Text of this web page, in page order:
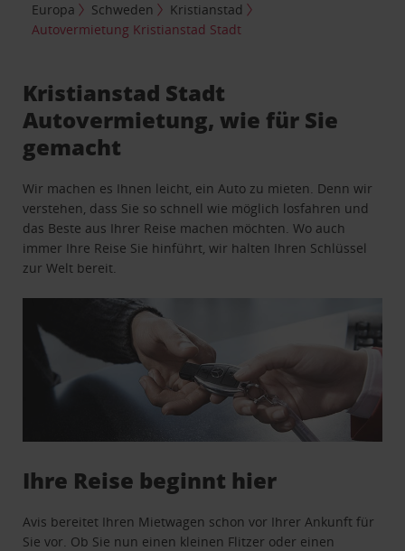
Europa
Schweden
Kristianstad
Autovermietung Kristianstad Stadt
Kristianstad Stadt
Autovermietung, wie für Sie
gemacht
Wir machen es Ihnen leicht, ein Auto zu mieten. Denn wir
verstehen, dass Sie so schnell wie möglich losfahren und
das Beste aus Ihrer Reise machen möchten. Wo auch
immer Ihre Reise Sie hinführt, wir halten Ihren Schlüssel
zur Welt bereit.
Ihre Reise beginnt hier
Avis bereitet Ihren Mietwagen schon vor Ihrer Ankunft für
Sie vor. Ob Sie nun einen kleinen Flitzer oder einen